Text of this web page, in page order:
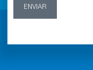
ENVIAR